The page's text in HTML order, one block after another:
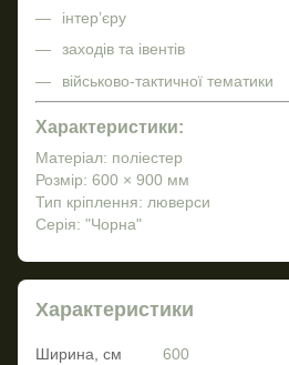
інтер’єру
заходів та івентів
військово-тактичної тематики
Характеристики:
Матеріал: поліестер
Розмір: 600 × 900 мм
Тип кріплення: люверси
Серія: "Чорна"
Характеристики
Ширина, см
600